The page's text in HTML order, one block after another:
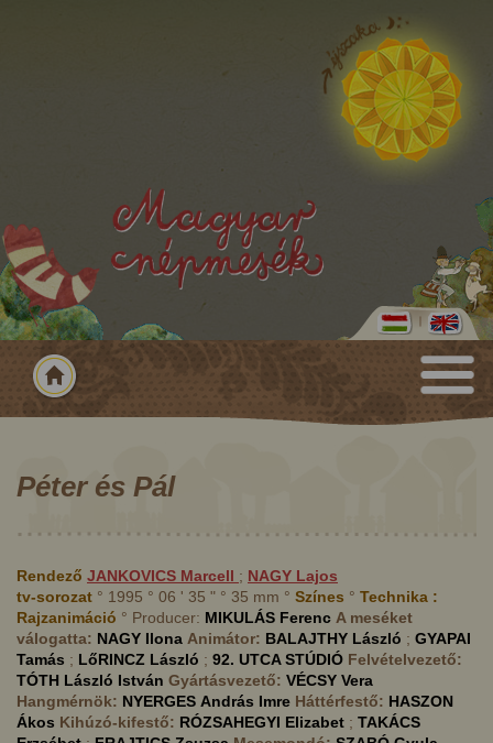
Péter és Pál
Rendező JANKOVICS Marcell ; NAGY Lajos
tv-sorozat ° 1995 ° 06 ' 35 " ° 35 mm ° Színes ° Technika :
Rajzanimáció ° Producer: MIKULÁS Ferenc A meséket
válogatta: NAGY Ilona Animátor: BALAJTHY László ; GYAPAI
Tamás ; LőRINCZ László ; 92. UTCA STÚDIÓ Felvételvezető:
TÓTH László István Gyártásvezető: VÉCSY Vera
Hangmérnök: NYERGES András Imre Háttérfestő: HASZON
Ákos Kihúzó-kifestő: RÓZSAHEGYI Elizabet ; TAKÁCS